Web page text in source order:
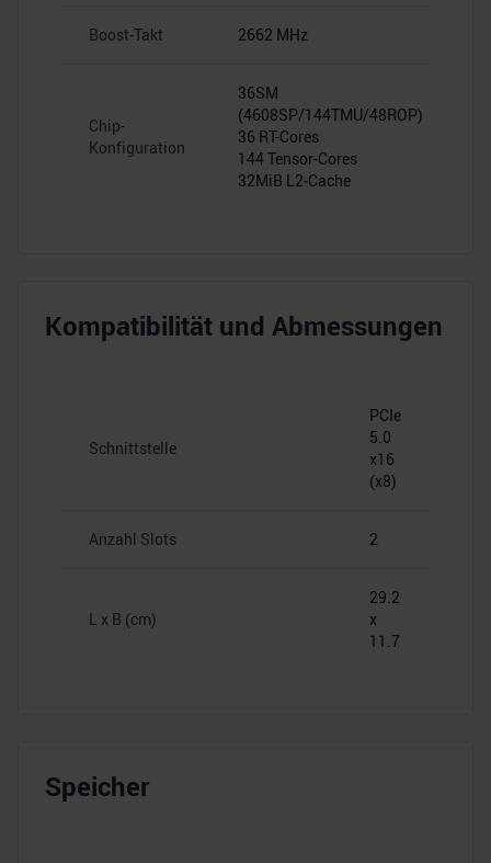
Boost-Takt 2662 MHz
Chip-
Konfiguration
36SM
(4608SP/144TMU/48ROP)
36 RT-Cores
144 Tensor-Cores
32MiB L2-Cache
Kompatibilität und Abmessungen
Schnittstelle
PCIe
5.0
x16
(x8)
Anzahl Slots 2
L x B (cm)
29.2
x
11.7
Speicher